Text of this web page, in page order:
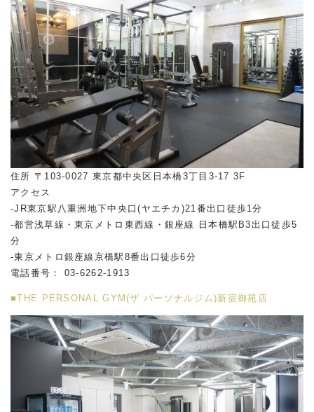
住所 〒103-0027 東京都中央区日本橋3丁目3-17 3F
アクセス
-JR東京駅八重洲地下中央口(ヤエチカ)21番出口徒歩1分
-都営浅草線・東京メトロ東西線・銀座線 日本橋駅B3出口徒歩5
分
-東京メトロ銀座線京橋駅8番出口徒歩6分
電話番号： 03-6262-1913
■THE PERSONAL GYM(ザ パーソナルジム)新宿御苑店